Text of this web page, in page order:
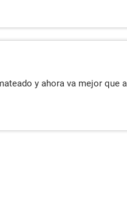
y ahora va mejor que